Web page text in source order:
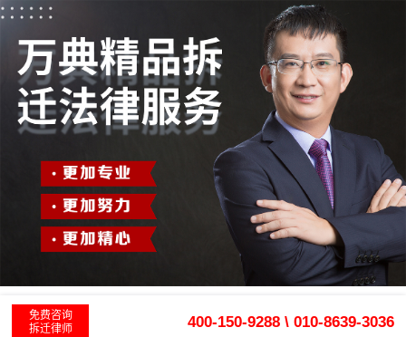
免费咨询
拆迁律师
400-150-9288 \ 010-8639-3036